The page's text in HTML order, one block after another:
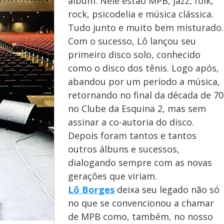
rock, psicodelia e música clássica.
Tudo junto e muito bem misturado.
Com o sucesso, Lô lançou seu
primeiro disco solo, conhecido
como o disco dos tênis. Logo após,
abandou por um período a música,
retornando no final da década de 70
no Clube da Esquina 2, mas sem
assinar a co-autoria do disco.
Depois foram tantos e tantos
outros álbuns e sucessos,
dialogando sempre com as novas
gerações que viriam.
Lô Borges deixa seu legado não só
no que se convencionou a chamar
de MPB como, também, no nosso